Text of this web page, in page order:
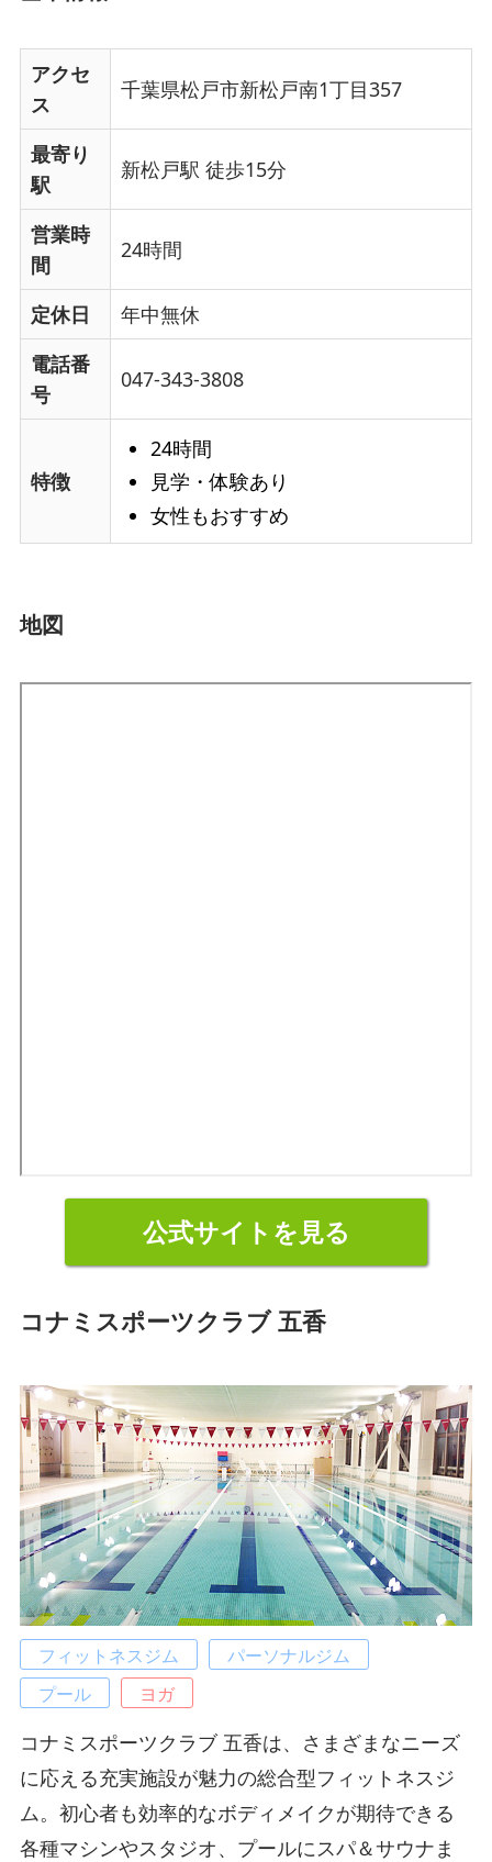
アクセ
ス
千葉県松戸市新松戸南1丁目357
最寄り
駅
新松戸駅 徒歩15分
営業時
間
24時間
定休日
年中無休
電話番
号
047-343-3808
特徴
24時間
見学・体験あり
女性もおすすめ
地図
公式サイトを見る
コナミスポーツクラブ 五香
フィットネスジム
パーソナルジム
プール
ヨガ
コナミスポーツクラブ 五香は、さまざまなニーズ
に応える充実施設が魅力の総合型フィットネスジ
ム。初心者も効率的なボディメイクが期待できる
各種マシンやスタジオ、プールにスパ＆サウナま